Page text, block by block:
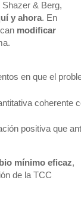
Shazer & Berg,
y ahora. En
modificar
en que el
coherente
positiva que
mínimo eficaz,
de la TCC